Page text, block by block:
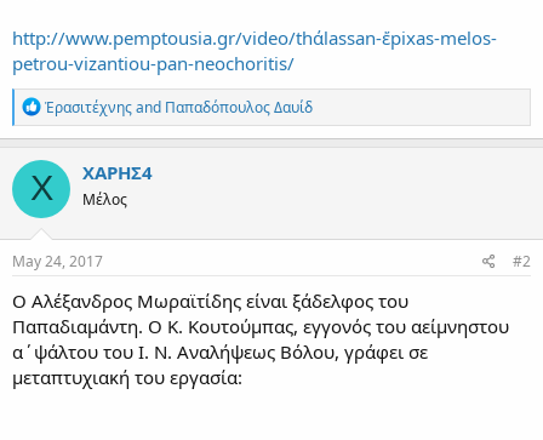
http://www.pemptousia.gr/video/thάlassan-ἔpixas-melos-
petrou-vizantiou-pan-neochoritis/
R
e
a
c
t
i
o
n
s
Ἐρασιτέχνηςand Παπαδόπουλος Δαυίδ
Χ ΧΑΡΗΣ4
Μέλος
May 24, 2017 #2
Ο Αλέξανδρος Μωραϊτίδης είναι ξάδελφος του
Παπαδιαμάντη. Ο Κ. Κουτούμπας, εγγονός του αείμνηστου
α΄ψάλτου του Ι. Ν. Αναλήψεως Βόλου, γράφει σε
μεταπτυχιακή του εργασία: